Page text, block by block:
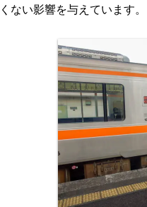
ない影響を与えています。